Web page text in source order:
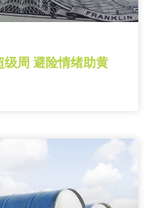
级周 避险情绪助黄